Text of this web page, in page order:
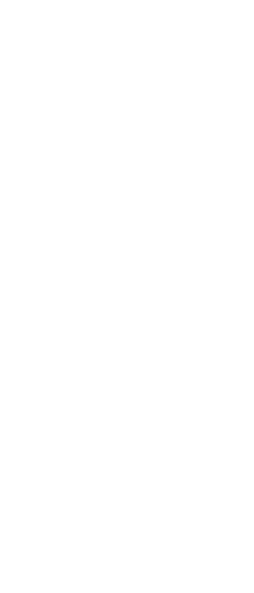
Kahramanmaraş
Kahramanmaraş
Kahramanmaraş
Kahramanmaraş
Sayfada usta